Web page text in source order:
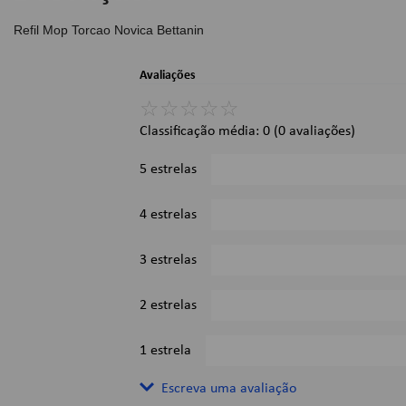
Refil Mop Torcao Novica Bettanin
Avaliações
☆ ☆ ☆ ☆ ☆
Classificação média: 0 (0 avaliações)
5 estrelas
4 estrelas
3 estrelas
2 estrelas
1 estrela
Escreva uma avaliação